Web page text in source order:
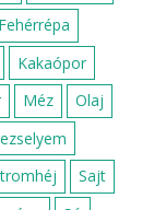
ebéd
Előétel
Főétel
Gyors reggeli